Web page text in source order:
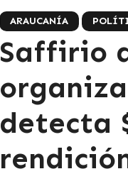
ARAUCANÍA
Saffirio
detecta